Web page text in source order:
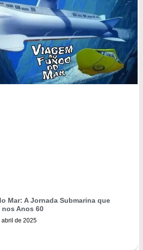
Mar: A Jornada Submarina que
Anos 60
abril de 2025